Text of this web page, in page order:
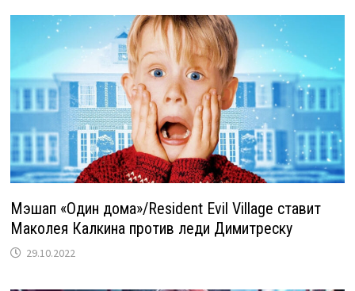
Мэшап «Один дома»/Resident Evil Village ставит
Маколея Калкина против леди Димитреску
29.10.2022